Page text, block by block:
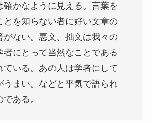
確かなように見える。言葉を
とを知らない者に好い文章の
がない。悪文、拙文は我々の
者にとって当然なことである
ている。あの人は学者にして
うまい。などと平気で語られ
ある。